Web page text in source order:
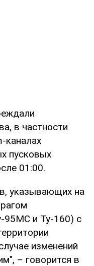
в частности
каналах
пусковых
01:00.
указывающих на
95МС и Ty-160) с
изменений
– говорится в